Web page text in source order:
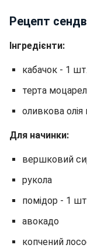
Рецепт
Інгредієнти:
кабачок - 1 шт.
терта
оливкова
Для начинки:
вершковий
рукола
помідор - 1
авокадо
копчений